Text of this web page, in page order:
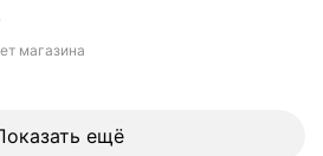
магазина
ещё